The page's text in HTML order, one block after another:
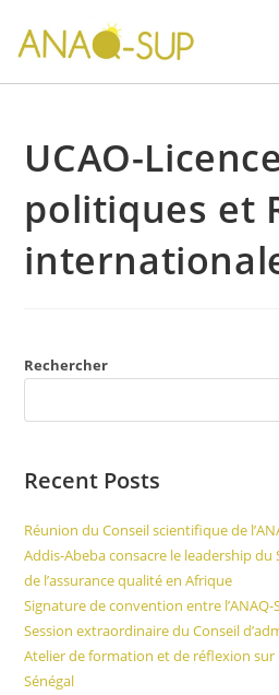
UCAO-
politiques et
Rechercher
Recent Posts
Réunion du Conseil scientifique de
Addis-Abeba consacre le leadership
de l’assurance qualité en Afrique
Signature de convention entre l’ANAQ-
Session extraordinaire du Conseil
Atelier de formation et de réflexion
Sénégal